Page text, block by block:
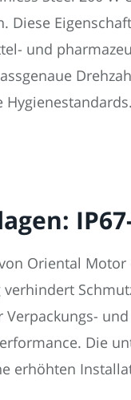
und
Oriental
Die